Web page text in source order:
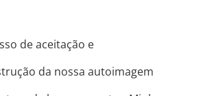
de aceitação e
da nossa autoimagem